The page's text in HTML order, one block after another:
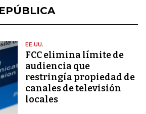
EE.UU.
FCC elimina límite de
audiencia que
restringía propiedad de
canales de televisión
locales